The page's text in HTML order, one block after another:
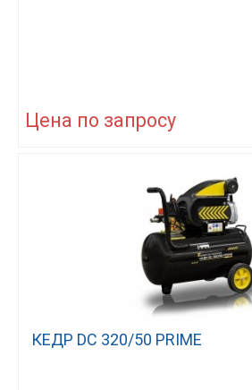
Цена по запросу
КЕДР DC 320/50 PRIME